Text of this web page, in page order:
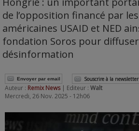
de l’opposition financé par
américaines USAID et NED
fondation Soros pour
désinformation
Envoyer par email Souscrire à la newsletter
Auteur : Remix News | Editeur : Walt
Mercredi, 26 Nov. 2025 - 12h06